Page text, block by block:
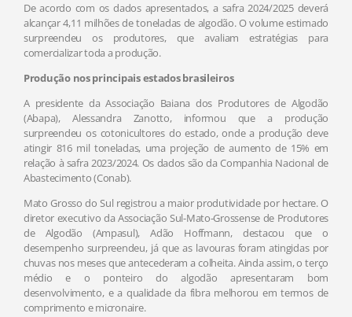
De acordo com os dados apresentados, a safra 2024/2025 deverá
alcançar 4,11 milhões de toneladas de algodão. O volume estimado
surpreendeu os produtores, que avaliam estratégias para
comercializar toda a produção.
Produção nos principais estados brasileiros
A presidente da Associação Baiana dos Produtores de Algodão
(Abapa), Alessandra Zanotto, informou que a produção
surpreendeu os cotonicultores do estado, onde a produção deve
atingir 816 mil toneladas, uma projeção de aumento de 15% em
relação à safra 2023/2024. Os dados são da Companhia Nacional de
Abastecimento (Conab).
Mato Grosso do Sul registrou a maior produtividade por hectare. O
diretor executivo da Associação Sul-Mato-Grossense de Produtores
de Algodão (Ampasul), Adão Hoffmann, destacou que o
desempenho surpreendeu, já que as lavouras foram atingidas por
chuvas nos meses que antecederam a colheita. Ainda assim, o terço
médio e o ponteiro do algodão apresentaram bom
desenvolvimento, e a qualidade da fibra melhorou em termos de
comprimento e micronaire.